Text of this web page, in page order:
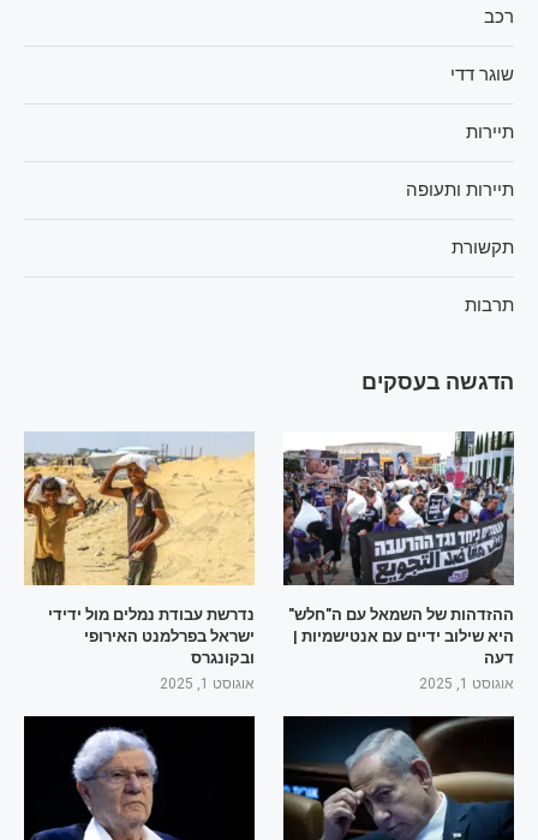
רכב
שוגר דדי
תיירות
תיירות ותעופה
תקשורת
תרבות
הדגשה בעסקים
ההזדהות של השמאל עם ה"חלש"
היא שילוב ידיים עם אנטישמיות |
דעה
אוגוסט 1, 2025
נדרשת עבודת נמלים מול ידידי
ישראל בפרלמנט האירופי
ובקונגרס
אוגוסט 1, 2025